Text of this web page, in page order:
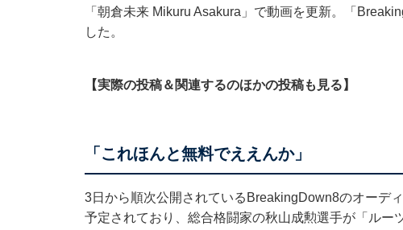
「朝倉未来 Mikuru Asakura」で動画を更新。「
した。
【実際の投稿＆関連するのほかの投稿も見る】
「これほんと無料でええんか」
3日から順次公開されているBreakingDown8のオーデ
予定されており、総合格闘家の秋山成勲選手が「ルー